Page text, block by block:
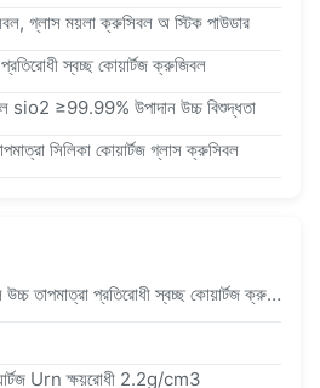
গ্লাস ময়লা ক্রুসিবল অ স্টিক পাউডার
প্রতিরোধী স্বচ্ছ কোয়ার্টজ ক্রুজিবল
sio2 ≥99.99% উপাদান উচ্চ বিশুদ্ধতা
সিলিকা কোয়ার্টজ গ্লাস ক্রুসিবল
উচ্চ বিশুদ্ধতা কোয়ার্টজ ক্রুসিবল উচ্চ তাপমাত্রা প্রতিরোধী স্বচ্ছ কোয়ার্টজ ক্রুসিবল ল্যাবরেটরি গলিত উপাদান ক্রুসিবল
Urn ক্ষয়রোধী 2.2g/cm3